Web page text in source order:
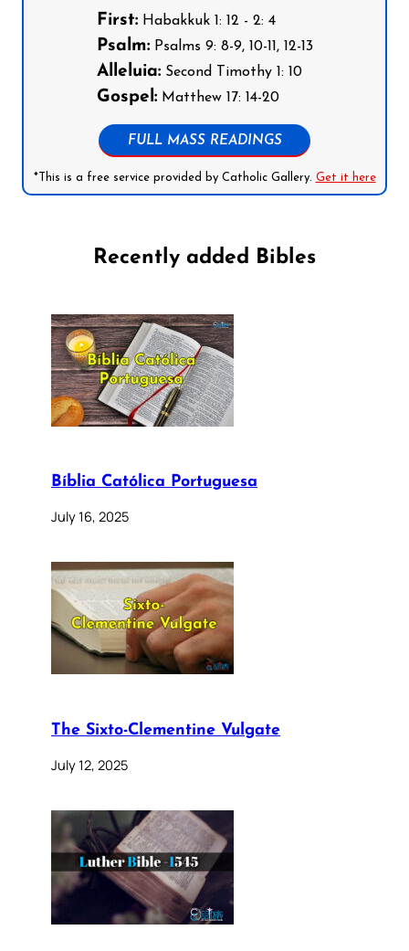
First:Habakkuk 1: 12 - 2: 4
Psalm:Psalms 9: 8-9, 10-11, 12-13
Alleluia:Second Timothy 1: 10
Gospel:Matthew 17: 14-20
FULL MASS READINGS
*This is a free service provided by Catholic Gallery. Get it here
Recently added Bibles
Bíblia Católica Portuguesa
July 16, 2025
The Sixto-Clementine Vulgate
July 12, 2025